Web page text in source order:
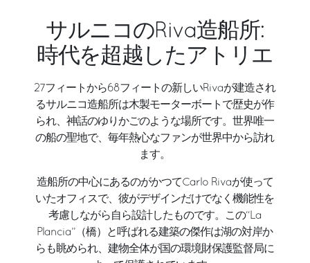
サルニコのRiva造船所:
時代を超越したアトリエ
27フィートから68フィートの新しいRivaが建造され
るサルニコ造船所は木製モーターボートで歴史が作
られ、神話のゆりかごのような場所です。世界唯一
の船の聖地で、毎年熱心なファンが世界中から訪れ
ます。
造船所の中心にあるのがかつてCarlo Rivaが使って
いたオフィスで、彼がデザインだけでなく機能性を
考慮しながら自ら設計したものです。この“La
Plancia”（橋）と呼ばれる建築の傑作は湖の対岸か
らも眺められ、建物全体が国の環境財保護監督局に